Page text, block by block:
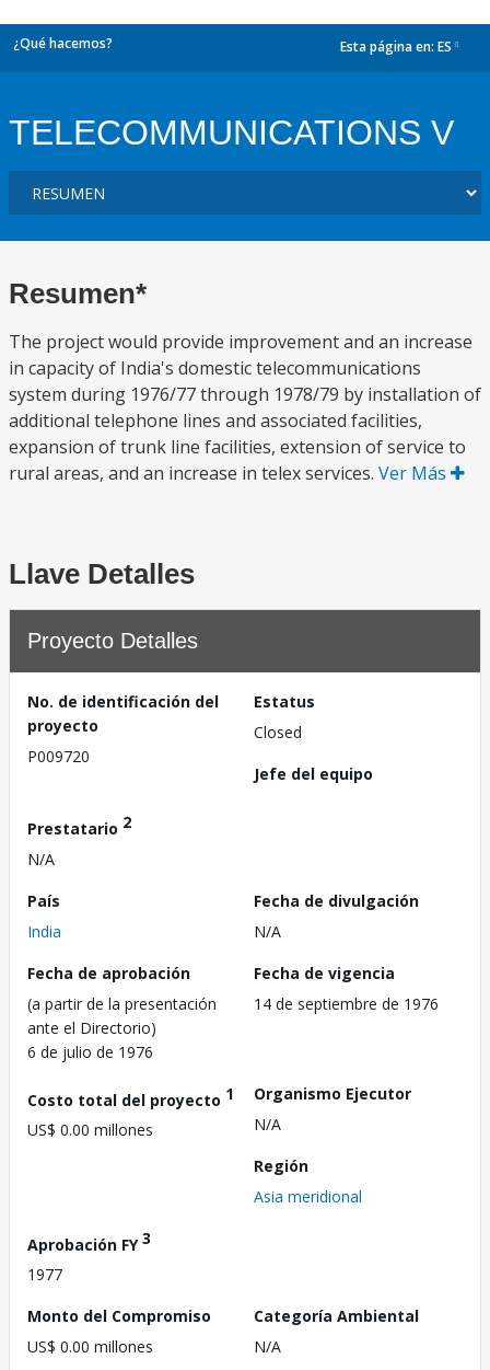
¿Qué hacemos? Esta página en: ES
TELECOMMUNICATIONS V
Resumen*
The project would provide improvement and an increase
in capacity of India's domestic telecommunications
system during 1976/77 through 1978/79 by installation of
additional telephone lines and associated facilities,
expansion of trunk line facilities, extension of service to
rural areas, and an increase in telex services. Ver Más
Llave Detalles
Proyecto Detalles
No. de identificación del
proyecto
P009720
Estatus
Closed
Jefe del equipo
Prestatario 2
N/A
País
India
Fecha de divulgación
N/A
Fecha de aprobación
(a partir de la presentación
ante el Directorio)
6 de julio de 1976
Fecha de vigencia
14 de septiembre de 1976
Costo total del proyecto 1
US$ 0.00 millones
Organismo Ejecutor
N/A
Región
Asia meridional
Aprobación FY3
1977
Monto del Compromiso
US$ 0.00 millones
Categoría Ambiental
N/A